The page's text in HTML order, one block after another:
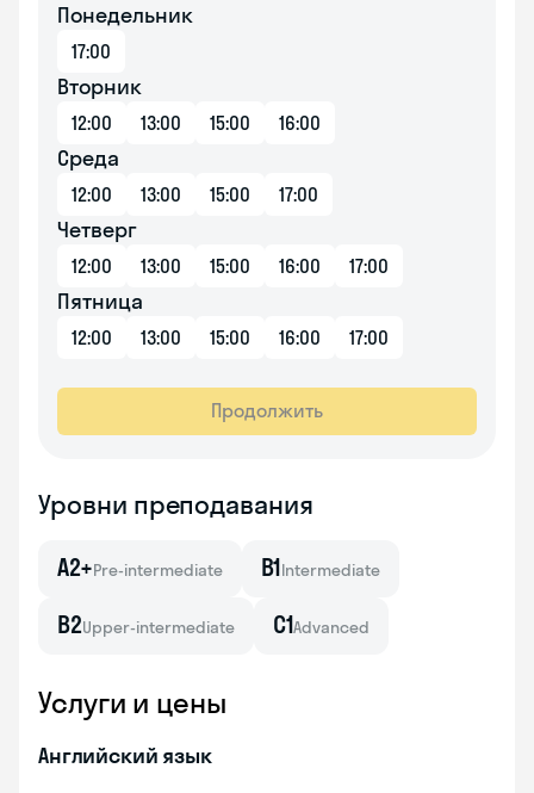
Понедельник
17:00
Вторник
12:00 13:00 15:00 16:00
Среда
12:00 13:00 15:00 17:00
Четверг
12:00 13:00 15:00 16:00 17:00
Пятница
12:00 13:00 15:00 16:00 17:00
Продолжить
Уровни преподавания
A2+Pre-intermediate B1Intermediate
B2Upper-intermediate C1Advanced
Услуги и цены
Английский язык